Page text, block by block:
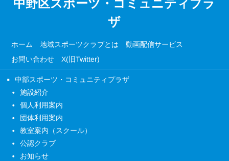
中野区スポーツ・コミュニティプラ
ザ
ホーム 地域スポーツクラブとは 動画配信サービス
お問い合わせ X(旧Twitter)
中部スポーツ・コミュニティプラザ
施設紹介
個人利用案内
団体利用案内
教室案内（スクール）
公認クラブ
お知らせ